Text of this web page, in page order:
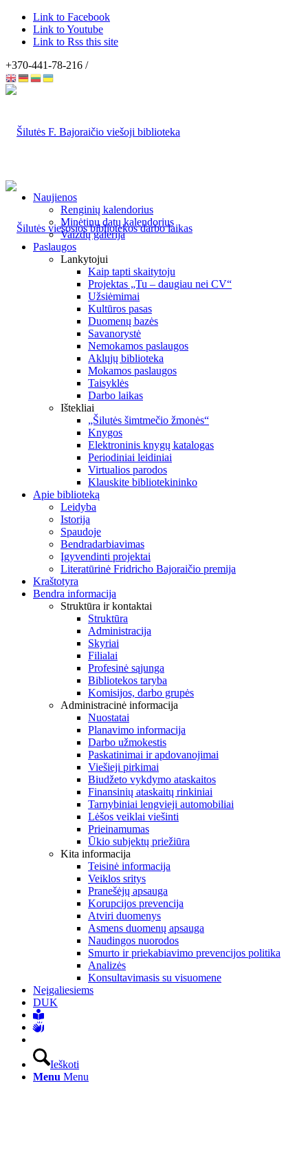
Link to Facebook
Link to Youtube
Link to Rss this site
+370-441-78-216 /
Naujienos
Renginių kalendorius
Minėtinų datų kalendorius
Vaizdų galerija
Paslaugos
Lankytojui
Kaip tapti skaitytoju
Projektas „Tu – daugiau nei CV“
Užsiėmimai
Kultūros pasas
Duomenų bazės
Savanorystė
Nemokamos paslaugos
Aklųjų biblioteka
Mokamos paslaugos
Taisyklės
Darbo laikas
Ištekliai
„Šilutės šimtmečio žmonės“
Knygos
Elektroninis knygų katalogas
Periodiniai leidiniai
Virtualios parodos
Klauskite bibliotekininko
Apie biblioteką
Leidyba
Istorija
Spaudoje
Bendradarbiavimas
Įgyvendinti projektai
Literatūrinė Fridricho Bajoraičio premija
Kraštotyra
Bendra informacija
Struktūra ir kontaktai
Struktūra
Administracija
Skyriai
Filialai
Profesinė sąjunga
Bibliotekos taryba
Komisijos, darbo grupės
Administracinė informacija
Nuostatai
Planavimo informacija
Darbo užmokestis
Paskatinimai ir apdovanojimai
Viešieji pirkimai
Biudžeto vykdymo ataskaitos
Finansinių ataskaitų rinkiniai
Tarnybiniai lengvieji automobiliai
Lėšos veiklai viešinti
Prieinamumas
Ūkio subjektų priežiūra
Kita informacija
Teisinė informacija
Veiklos sritys
Pranešėjų apsauga
Korupcijos prevencija
Atviri duomenys
Asmens duomenų apsauga
Naudingos nuorodos
Smurto ir priekabiavimo prevencijos politika
Analizės
Konsultavimasis su visuomene
Neįgaliesiems
DUK
Ieškoti
Menu Menu